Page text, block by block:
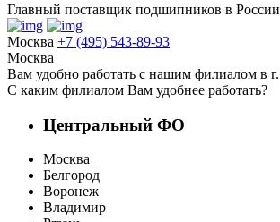
Главный поставщик подшипников в России
Москва +7 (495) 543-89-93
Москва
Вам удобно работать с нашим филиалом в г.
С каким филиалом Вам удобнее работать?
Центральный ФО
Москва
Белгород
Воронеж
Владимир